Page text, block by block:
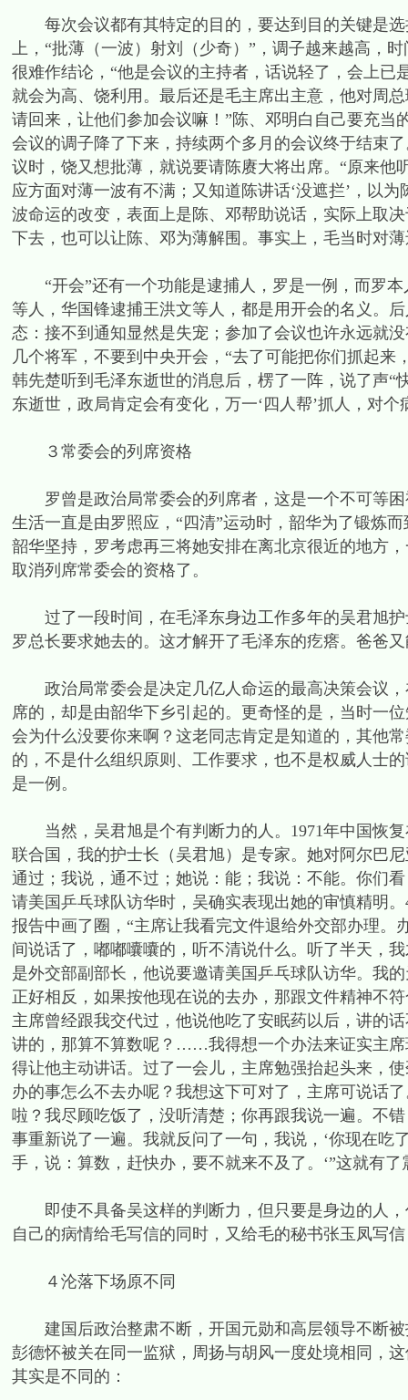
每次会议都有其特定的目的，要达到目的关键是选
上，“批薄（一波）射刘（少奇）”，调子越来越高，
很难作结论，“他是会议的主持者，话说轻了，会上
就会为高、饶利用。最后还是毛主席出主意，他对周
请回来，让他们参加会议嘛！”陈、邓明白自己要充
会议的调子降了下来，持续两个多月的会议终于结束
议时，饶又想批薄，就说要请陈赓大将出席。“原来
应方面对薄一波有不满；又知道陈讲话‘没遮拦’，以
波命运的改变，表面上是陈、邓帮助说话，实际上取
下去，也可以让陈、邓为薄解围。事实上，毛当时对
“开会”还有一个功能是逮捕人，罗是一例，而罗本
等人，华国锋逮捕王洪文等人，都是用开会的名义。
态：接不到通知显然是失宠；参加了会议也许永远就
几个将军，不要到中央开会，“去了可能把你们抓起
韩先楚听到毛泽东逝世的消息后，楞了一阵，说了声“
东逝世，政局肯定会有变化，万一‘四人帮’抓人，对
３常委会的列席资格
罗曾是政治局常委会的列席者，这是一个不可等困
生活一直是由罗照应，“四清”运动时，韶华为了锻炼
韶华坚持，罗考虑再三将她安排在离北京很近的地方
取消列席常委会的资格了。
过了一段时间，在毛泽东身边工作多年的吴君旭护
罗总长要求她去的。这才解开了毛泽东的疙瘩。爸爸
政治局常委会是决定几亿人命运的最高决策会议，
席的，却是由韶华下乡引起的。更奇怪的是，当时一
会为什么没要你来啊？这老同志肯定是知道的，其他
的，不是什么组织原则、工作要求，也不是权威人士
是一例。
当然，吴君旭是个有判断力的人。1971年中国恢复
联合国，我的护士长（吴君旭）是专家。她对阿尔巴
通过；我说，通不过；她说：能；我说：不能。你们
请美国乒乓球队访华时，吴确实表现出她的审慎精明
报告中画了圈，“主席让我看完文件退给外交部办理。
间说话了，嘟嘟囔囔的，听不清说什么。听了半天，
是外交部副部长，他说要邀请美国乒乓球队访华。我
正好相反，如果按他现在说的去办，那跟文件精神不
主席曾经跟我交代过，他说他吃了安眠药以后，讲的
讲的，那算不算数呢？……我得想一个办法来证实主
得让他主动讲话。过了一会儿，主席勉强抬起头来，
办的事怎么不去办呢？我想这下可对了，主席可说话
啦？我尽顾吃饭了，没听清楚；你再跟我说一遍。不
事重新说了一遍。我就反问了一句，我说，‘你现在吃
手，说：算数，赶快办，要不就来不及了。‘”这就有了
即使不具备吴这样的判断力，但只要是身边的人，
自己的病情给毛写信的同时，又给毛的秘书张玉凤写
４沦落下场原不同
建国后政治整肃不断，开国元勋和高层领导不断被
彭德怀被关在同一监狱，周扬与胡风一度处境相同，
其实是不同的：